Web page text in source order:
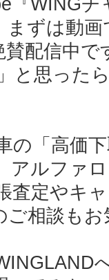
『WING
まずは動
賛配信中で
と思った
の「高価
アルファ
査定やキ
ご相談も